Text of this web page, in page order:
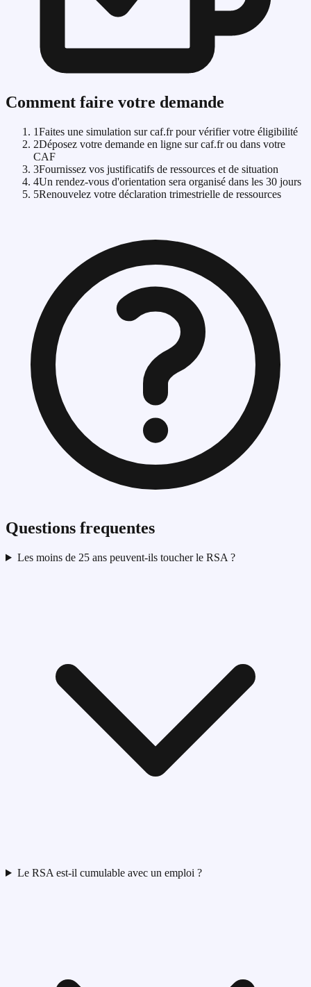
Comment faire votre demande
1Faites une simulation sur caf.fr pour vérifier votre éligibilité
2Déposez votre demande en ligne sur caf.fr ou dans votre
CAF
3Fournissez vos justificatifs de ressources et de situation
4Un rendez-vous d'orientation sera organisé dans les 30 jours
5Renouvelez votre déclaration trimestrielle de ressources
Questions frequentes
Les moins de 25 ans peuvent-ils toucher le RSA ?
Le RSA est-il cumulable avec un emploi ?